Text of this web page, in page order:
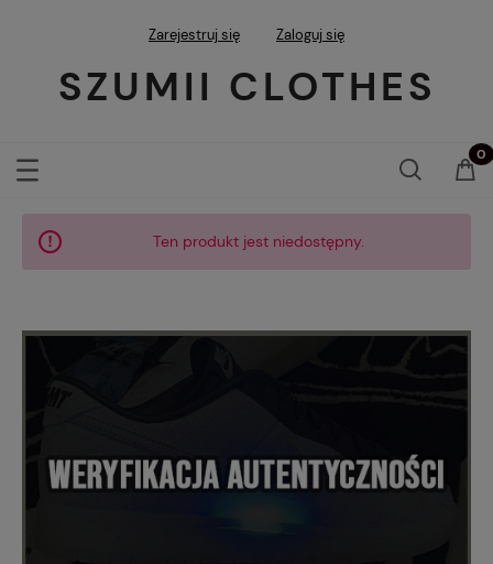
Zarejestruj się Zaloguj się
SZUMII CLOTHES
Ten produkt jest niedostępny.